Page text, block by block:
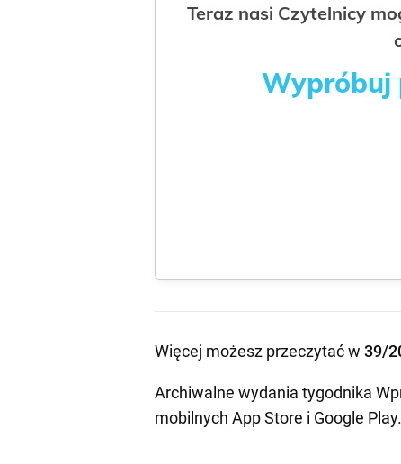
Teraz nasi Czytelnicy
Wypróbuj
Więcej możesz przeczytać w 39/
Archiwalne wydania tygodnika
mobilnych App Store i Google Play.